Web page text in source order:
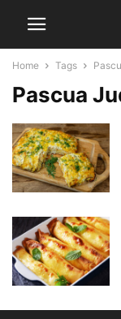
Home Tags
Pascua